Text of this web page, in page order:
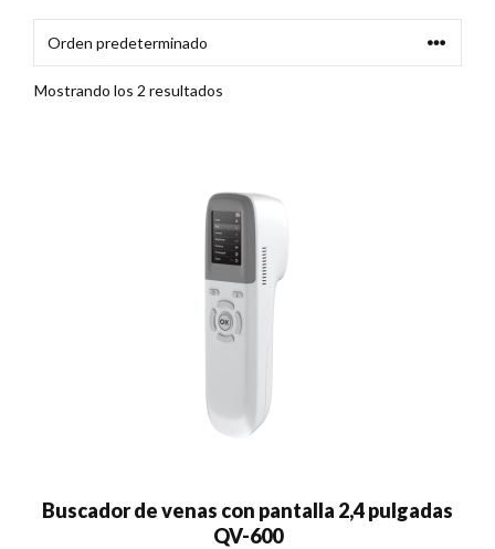
Mostrando los 2 resultados
Buscador de venas con pantalla 2,4 pulgadas
QV-600